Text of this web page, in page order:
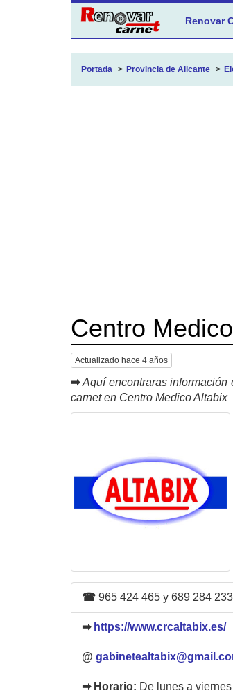
Renovar
Portada Provincia de Alicante
Centro
Actualizado hace 4 años
➡ Aquí encontraras información
carnet en Centro Medico Altabix
☎ 965 424 465 y 689 284 233
➡ https://www.crcaltabix.es/
@
➡ Horario: De lunes a